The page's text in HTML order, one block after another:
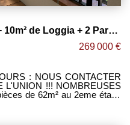
Appartement 3 pièces 62m² + 10m² de Loggia + 2 Parking ! L'UNION CENTRE
269 000 €
: NOUS CONTACTER
L'UNION !!! NOMBREUSES